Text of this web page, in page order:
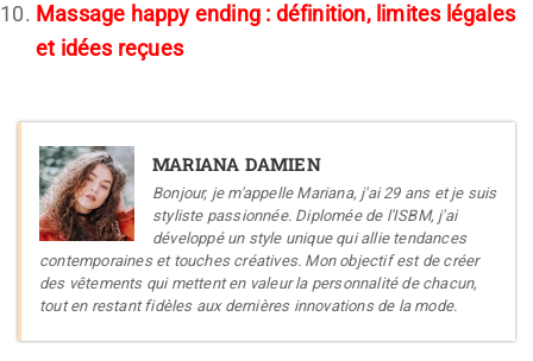
Massage happy ending : définition, limites légales
et idées reçues
MARIANA DAMIEN
Bonjour, je m'appelle Mariana, j'ai 29 ans et je suis
styliste passionnée. Diplomée de l'ISBM, j'ai
développé un style unique qui allie tendances
contemporaines et touches créatives. Mon objectif est de créer
des vêtements qui mettent en valeur la personnalité de chacun,
tout en restant fidèles aux dernières innovations de la mode.